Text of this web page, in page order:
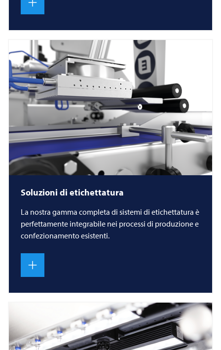
Soluzioni di etichettatura
La nostra gamma completa di sistemi di etichettatura è
perfettamente integrabile nei processi di produzione e
confezionamento esistenti.